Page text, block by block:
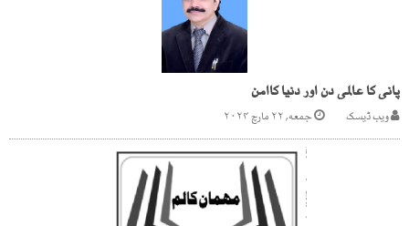
پانی کا عالمی دن اور دنیا کاامن
ویب ڈیسک جمعه, ۲۲ مارچ ۲۰۲۴